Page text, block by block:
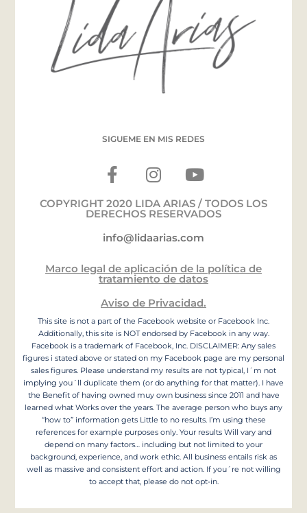
SIGUEME EN MIS REDES
COPYRIGHT 2020 LIDA ARIAS / TODOS LOS
DERECHOS RESERVADOS
info@lidaarias.com
Marco legal de aplicación de la política de
tratamiento de datos
Aviso de Privacidad.
This site is not a part of the Facebook website or Facebook Inc.
Additionally, this site is NOT endorsed by Facebook in any way.
Facebook is a trademark of Facebook, Inc. DISCLAIMER: Any sales
figures i stated above or stated on my Facebook page are my personal
sales figures. Please understand my results are not typical, I´m not
implying you´ll duplicate them (or do anything for that matter). I have
the Benefit of having owned muy own business since 2011 and have
learned what Works over the years. The average person who buys any
“how to” information gets Little to no results. I’m using these
references for example purposes only. Your results Will vary and
depend on many factors… including but not limited to your
background, experience, and work ethic. All business entails risk as
well as massive and consistent effort and action. If you´re not willing
to accept that, please do not opt-in.